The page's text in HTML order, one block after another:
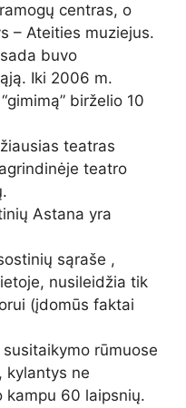
centras, o
– Ateities muziejus.
buvo
Iki 2006 m.
birželio 10
teatras
teatro
Astana yra
sąraše ,
nusileidžia tik
(įdomūs faktai
rūmuose
kylantys ne
kampu 60 laipsnių.